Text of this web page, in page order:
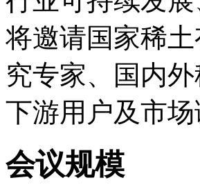
将邀请国家稀
究专家、国内
下游用户及市
会议规模